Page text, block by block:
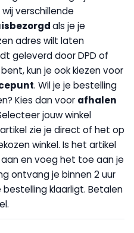
verschillende
als je je
adres wilt laten
geleverd door DPD of
kun je ook kiezen voor
. Wil je je bestelling
Kies dan voor afhalen
jouw winkel
zie je direct of het op
winkel. Is het artikel
en voeg het toe aan je
ontvang je binnen 2 uur
klaarligt. Betalen